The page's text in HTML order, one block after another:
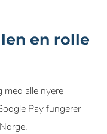
en rolle
alle nyere
Pay fungerer